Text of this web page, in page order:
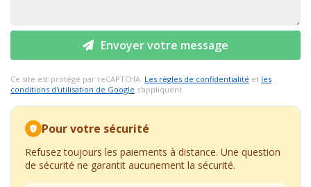
Envoyer votre message
Ce site est protégé par reCAPTCHA. Les règles de confidentialité et les
conditions d'utilisation de Google s'appliquent.
Pour votre sécurité
Refusez toujours les paiements à distance. Une question
de sécurité ne garantit aucunement la sécurité.